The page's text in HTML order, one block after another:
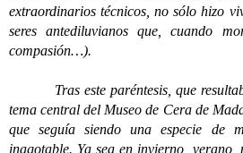
extraordinarios técnicos, no sólo hizo
seres antediluvianos que, cuando
compasión…).
Tras este paréntesis, que
tema central del Museo de Cera de
que seguía siendo una especie de
inagotable. Ya sea en invierno,